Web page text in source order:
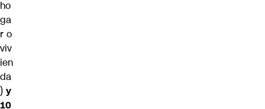
ho
ga
r o
viv
ien
da
) y
10